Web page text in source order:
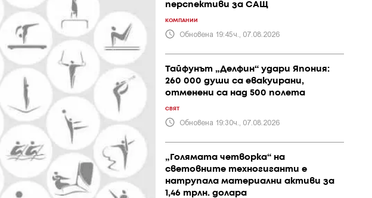
перспективи за САЩ
КОМПАНИИ
Обновена 19:45ч., 07.08.2026
Тайфунът „Делфин“ удари Япония:
260 000 души са евакуирани,
отменени са над 500 полета
СВЯТ
Обновена 19:30ч., 07.08.2026
„Голямата четворка“ на
световните техногиганти е
натрупала материални активи за
1,46 трлн. долара